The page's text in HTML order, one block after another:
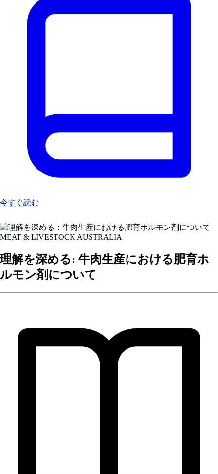
今すぐ読む
MEAT & LIVESTOCK AUSTRALIA
理解を深める: 牛肉生産における肥育ホ
ルモン剤について